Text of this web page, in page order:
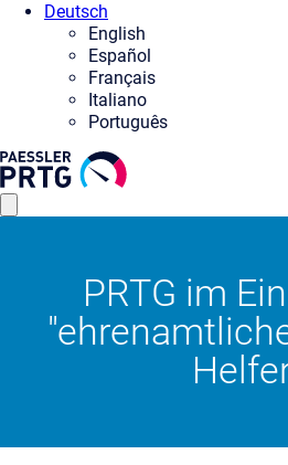
Deutsch
English
Español
Français
Italiano
Português
PRTG im